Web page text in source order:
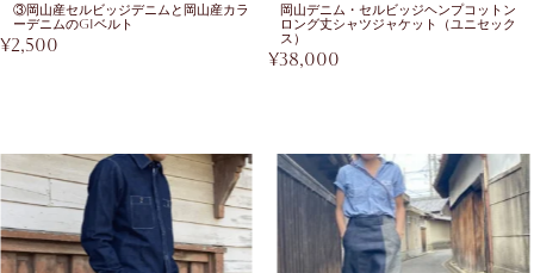
③岡山産セルビッジデニムと岡山産カラ
ーデニムのGIベルト
¥2,500
岡山デニム・セルビッジヘンプコットン
ロング丈シャツジャケット（ユニセック
ス）
¥38,000